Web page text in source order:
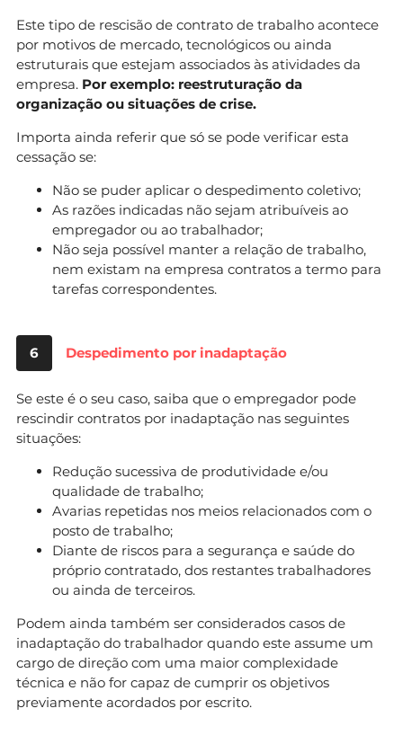
Este tipo de rescisão de contrato de trabalho acontece
por motivos de mercado, tecnológicos ou ainda
estruturais que estejam associados às atividades da
empresa. Por exemplo: reestruturação da
organização ou situações de crise.
Importa ainda referir que só se pode verificar esta
cessação se:
Não se puder aplicar o despedimento coletivo;
As razões indicadas não sejam atribuíveis ao
empregador ou ao trabalhador;
Não seja possível manter a relação de trabalho,
nem existam na empresa contratos a termo para
tarefas correspondentes.
6 Despedimento por inadaptação
Se este é o seu caso, saiba que o empregador pode
rescindir contratos por inadaptação nas seguintes
situações:
Redução sucessiva de produtividade e/ou
qualidade de trabalho;
Avarias repetidas nos meios relacionados com o
posto de trabalho;
Diante de riscos para a segurança e saúde do
próprio contratado, dos restantes trabalhadores
ou ainda de terceiros.
Podem ainda também ser considerados casos de
inadaptação do trabalhador quando este assume um
cargo de direção com uma maior complexidade
técnica e não for capaz de cumprir os objetivos
previamente acordados por escrito.